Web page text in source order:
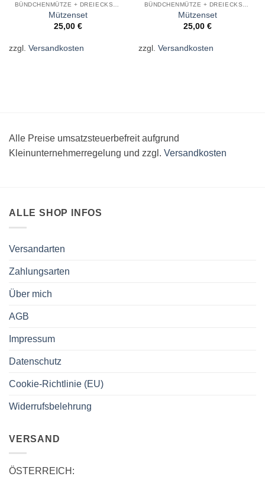
Mützenset
25,00 €
zzgl. Versandkosten
Mützenset
25,00 €
zzgl. Versandkosten
Alle Preise umsatzsteuerbefreit aufgrund
Kleinunternehmerregelung und zzgl. Versandkosten
ALLE SHOP INFOS
Versandarten
Zahlungsarten
Über mich
AGB
Impressum
Datenschutz
Cookie-Richtlinie (EU)
Widerrufsbelehrung
VERSAND
ÖSTERREICH: